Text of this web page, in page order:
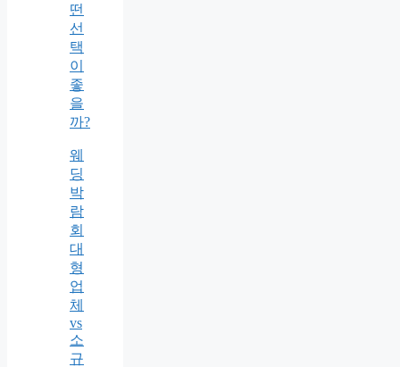
떤
선
택
이
좋
을
까?
웨
딩
박
람
회
대
형
업
체
vs
소
규